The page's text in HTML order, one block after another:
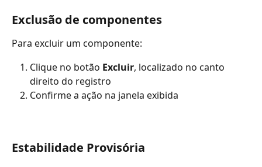
Exclusão de componentes
Para excluir um componente:
Clique no botão Excluir, localizado no canto
direito do registro
Confirme a ação na janela exibida
Estabilidade Provisória